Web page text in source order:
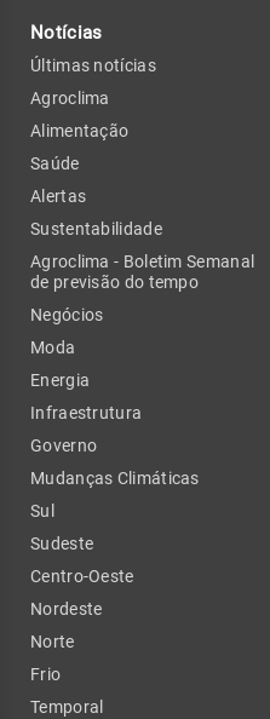
Notícias
Últimas notícias
Agroclima
Alimentação
Saúde
Alertas
Sustentabilidade
Agroclima - Boletim Semanal
de previsão do tempo
Negócios
Moda
Energia
Infraestrutura
Governo
Mudanças Climáticas
Sul
Sudeste
Centro-Oeste
Nordeste
Norte
Frio
Temporal